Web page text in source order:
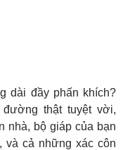
dài đầy phấn khích?
thật tuyệt vời,
nhà, bộ giáp của bạn
và cả những xác côn